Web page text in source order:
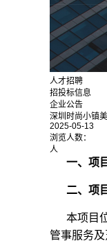
人才招聘
招投标信息
企业公告
深圳时尚小镇
2025-05-13
浏览人数：
人
一、项
二、项
本项目
管事服务